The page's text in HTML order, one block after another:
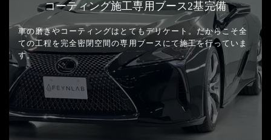
コーティング施工専用ブース2基完備
車の磨きやコーティングはとてもデリケート。 だからこそ全
ての工程を完全密閉空間の専用ブースにて施工を行っていま
す。